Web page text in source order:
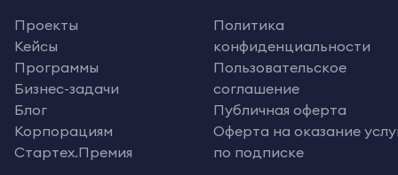
Проекты
Кейсы
Программы
Бизнес-задачи
Блог
Корпорациям
Стартех.Премия
Политика
конфиденциальности
Пользовательское
соглашение
Публичная оферта
Оферта на оказание
по подписке